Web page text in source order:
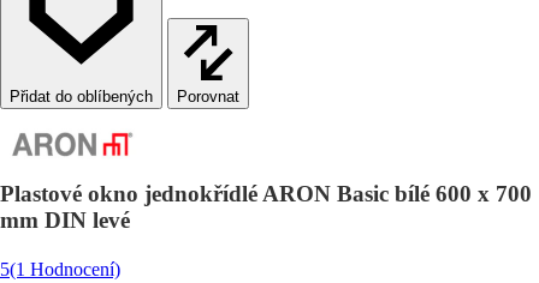
Porovnat
Plastové okno jednokřídlé ARON Basic bílé 600 x 700
mm DIN levé
5(1 Hodnocení)